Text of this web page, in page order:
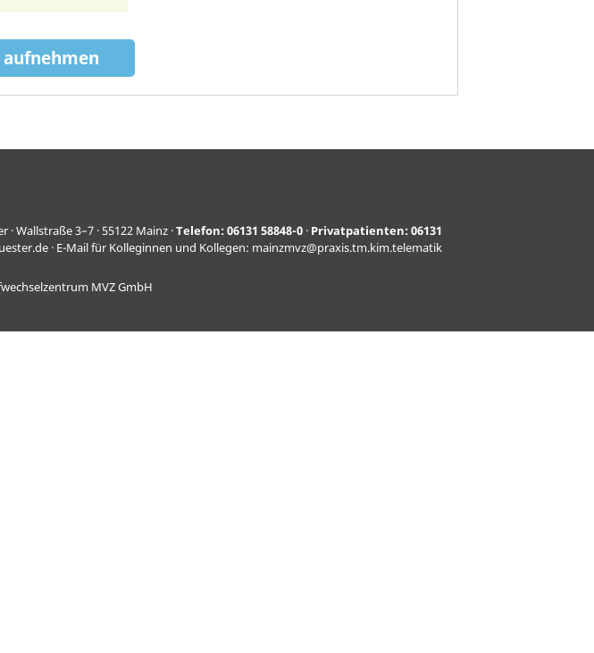
Wallstraße 3–7 · 55122 Mainz ·Telefon: 06131 58848-0 · Privatpatienten: 06131
· E-Mail für Kolleginnen und Kollegen: mainzmvz@praxis.tm.kim.telematik
MVZ GmbH